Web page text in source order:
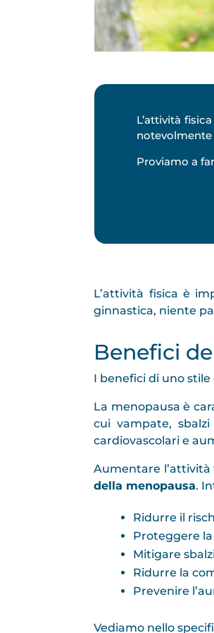
L’attività
Proviamo a
L’attività fisica è
ginnastica, niente
Benefici
I benefici di uno
La menopausa è
cui vampate,
cardiovascolari e
Aumentare
della menopausa.
Ridurre il
Proteggere la
Mitigare
Ridurre la
Prevenire
Vediamo nello